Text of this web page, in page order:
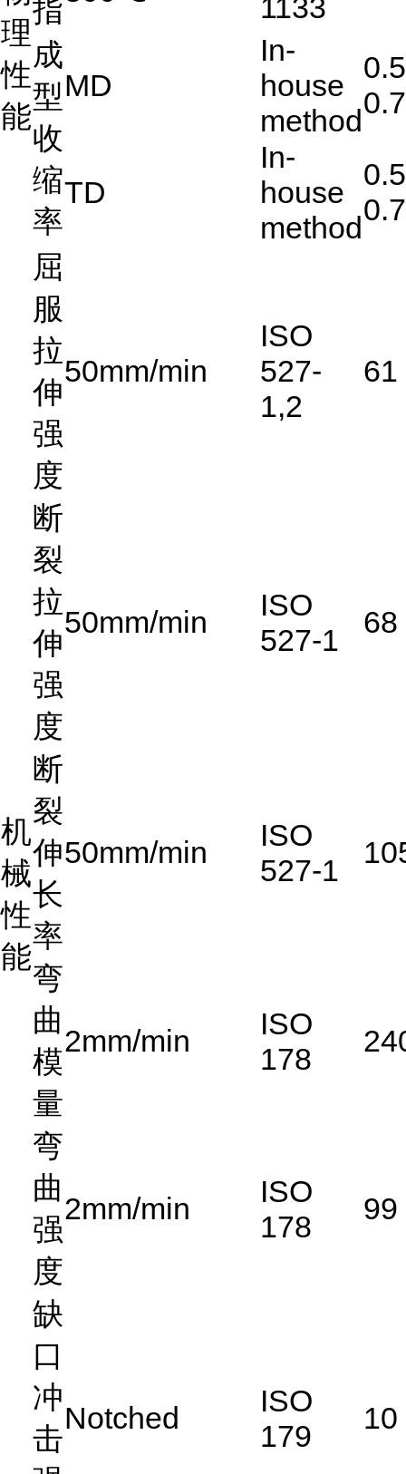
理
性
能
指 1133
成
型
收
缩
率
MD
In-
house
method
0.7
TD
In-
house
method
0.7
机
械
性
能
屈
服
拉
伸
强
度
50mm/min
ISO
527-
1,2
61
断
裂
拉
伸
强
度
50mm/min
ISO
527-1
68
断
裂
伸
长
率
50mm/min
ISO
527-1
弯
曲
模
量
2mm/min
ISO
178
弯
曲
强
度
2mm/min
ISO
178
99
缺
口
冲
击
Notched
ISO
179
10